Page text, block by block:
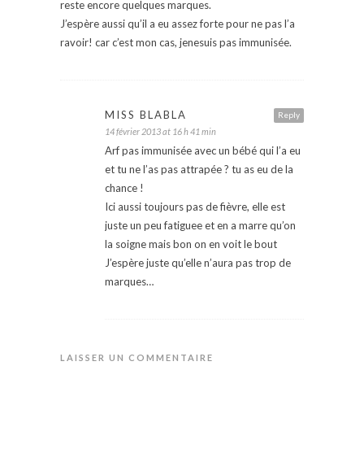
reste encore quelques marques.
J’espère aussi qu’il a eu assez forte pour ne pas l’a
ravoir! car c’est mon cas, jenesuis pas immunisée.
Reply
MISS BLABLA
14 février 2013 at 16 h 41 min
Arf pas immunisée avec un bébé qui l’a eu
et tu ne l’as pas attrapée ? tu as eu de la
chance !
Ici aussi toujours pas de fièvre, elle est
juste un peu fatiguee et en a marre qu’on
la soigne mais bon on en voit le bout
J’espère juste qu’elle n’aura pas trop de
marques…
LAISSER UN COMMENTAIRE